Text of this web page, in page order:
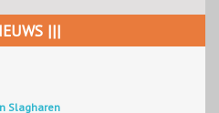
|||
Slagharen